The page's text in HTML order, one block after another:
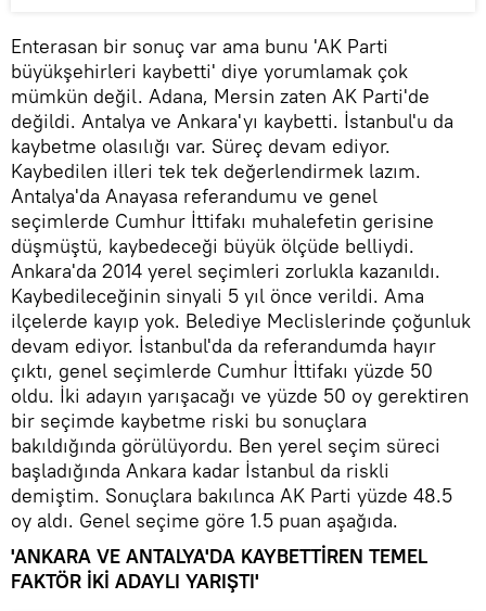
Enterasan bir sonuç var ama bunu 'AK Parti
büyükşehirleri kaybetti' diye yorumlamak çok
mümkün değil. Adana, Mersin zaten AK Parti'de
değildi. Antalya ve Ankara'yı kaybetti. İstanbul'u da
kaybetme olasılığı var. Süreç devam ediyor.
Kaybedilen illeri tek tek değerlendirmek lazım.
Antalya'da Anayasa referandumu ve genel
seçimlerde Cumhur İttifakı muhalefetin gerisine
düşmüştü, kaybedeceği büyük ölçüde belliydi.
Ankara'da 2014 yerel seçimleri zorlukla kazanıldı.
Kaybedileceğinin sinyali 5 yıl önce verildi. Ama
ilçelerde kayıp yok. Belediye Meclislerinde çoğunluk
devam ediyor. İstanbul'da da referandumda hayır
çıktı, genel seçimlerde Cumhur İttifakı yüzde 50
oldu. İki adayın yarışacağı ve yüzde 50 oy gerektiren
bir seçimde kaybetme riski bu sonuçlara
bakıldığında görülüyordu. Ben yerel seçim süreci
başladığında Ankara kadar İstanbul da riskli
demiştim. Sonuçlara bakılınca AK Parti yüzde 48.5
oy aldı. Genel seçime göre 1.5 puan aşağıda.
'ANKARA VE ANTALYA'DA KAYBETTİREN TEMEL
FAKTÖR İKİ ADAYLI YARIŞTI'